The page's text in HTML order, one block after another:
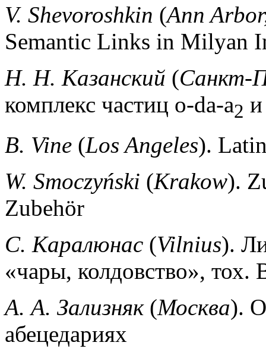
V. Shevoroshkin (Ann
Semantic Links in Milyan
H. H. Казанский (Санкт-
комплекс частиц o-da-a2
В. Vine (Los Angeles).
W. Smoczyński (Krakow).
Zubehör
С. Каралюнас (Vilnius).
«чары, колдовство», тох.
А. А. Зализняк (Москва).
абецедариях